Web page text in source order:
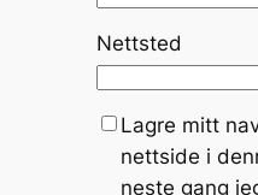
Nettsted
Lagre mitt
nettside i
neste gang